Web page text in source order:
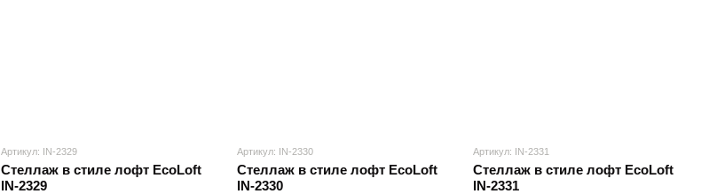
Артикул: IN-2329
Стеллаж в стиле лофт EcoLoft
IN-2329
Артикул: IN-2330
Стеллаж в стиле лофт EcoLoft
IN-2330
Артикул: IN-2331
Стеллаж в стиле лофт EcoLoft
IN-2331